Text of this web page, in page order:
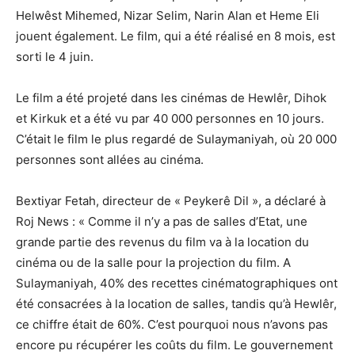
Helwêst Mihemed, Nizar Selim, Narin Alan et Heme Eli
jouent également. Le film, qui a été réalisé en 8 mois, est
sorti le 4 juin.
Le film a été projeté dans les cinémas de Hewlêr, Dihok
et Kirkuk et a été vu par 40 000 personnes en 10 jours.
C’était le film le plus regardé de Sulaymaniyah, où 20 000
personnes sont allées au cinéma.
Bextiyar Fetah, directeur de « Peykerê Dil », a déclaré à
Roj News : « Comme il n’y a pas de salles d’Etat, une
grande partie des revenus du film va à la location du
cinéma ou de la salle pour la projection du film. A
Sulaymaniyah, 40% des recettes cinématographiques ont
été consacrées à la location de salles, tandis qu’à Hewlêr,
ce chiffre était de 60%. C’est pourquoi nous n’avons pas
encore pu récupérer les coûts du film. Le gouvernement